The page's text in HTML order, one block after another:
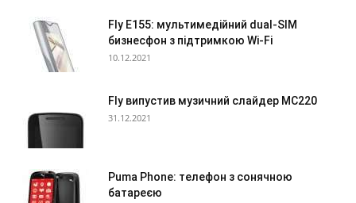
Fly E155: мультимедійний dual-SIM
бизнесфон з підтримкою Wi-Fi
10.12.2021
Fly випустив музичний слайдер MC220
31.12.2021
Puma Phone: телефон з сонячною
батареєю